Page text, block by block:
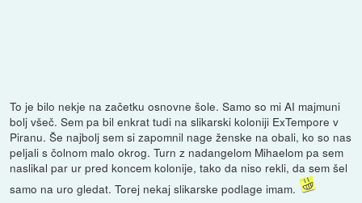
To je bilo nekje na začetku osnovne šole. Samo so mi AI majmuni
bolj všeč. Sem pa bil enkrat tudi na slikarski koloniji ExTempore v
Piranu. Še najbolj sem si zapomnil nage ženske na obali, ko so nas
peljali s čolnom malo okrog. Turn z nadangelom Mihaelom pa sem
naslikal par ur pred koncem kolonije, tako da niso rekli, da sem šel
samo na uro gledat. Torej nekaj slikarske podlage imam.